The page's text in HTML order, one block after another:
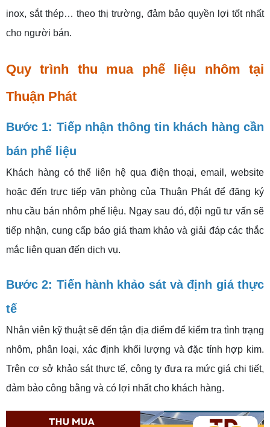
inox, sắt thép… theo thị trường, đảm bảo quyền lợi tốt nhất
cho người bán.
Quy trình thu mua phế liệu nhôm tại
Thuận Phát
Bước 1: Tiếp nhận thông tin khách hàng cần
bán phế liệu
Khách hàng có thể liên hệ qua điện thoại, email, website
hoặc đến trực tiếp văn phòng của Thuận Phát để đăng ký
nhu cầu bán nhôm phế liệu. Ngay sau đó, đội ngũ tư vấn sẽ
tiếp nhận, cung cấp báo giá tham khảo và giải đáp các thắc
mắc liên quan đến dịch vụ.
Bước 2: Tiến hành khảo sát và định giá thực
tế
Nhân viên kỹ thuật sẽ đến tận địa điểm để kiểm tra tình trạng
nhôm, phân loại, xác định khối lượng và đặc tính hợp kim.
Trên cơ sở khảo sát thực tế, công ty đưa ra mức giá chi tiết,
đảm bảo công bằng và có lợi nhất cho khách hàng.